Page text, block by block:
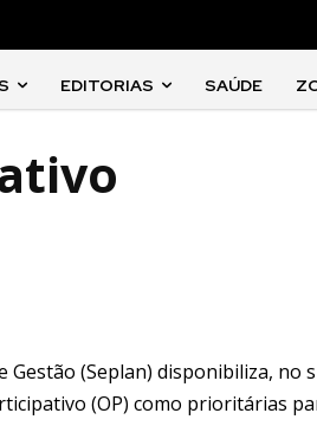
EDITORIAS SAÚDE
Gestão (Seplan) disponibiliza, no
(OP) como prioritárias